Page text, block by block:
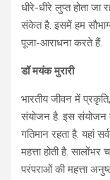
धीरे-धीरे लुप्त होता
संकेत है. इसमें हम
पूजा-आराधना करते हैं.
डॉ मयंक मुरारी
भारतीय जीवन में
संयोजन है. इस संयोजन
गतिमान रहता है. यहां
महत्ता होती है.
परंपराओं की महत्ता